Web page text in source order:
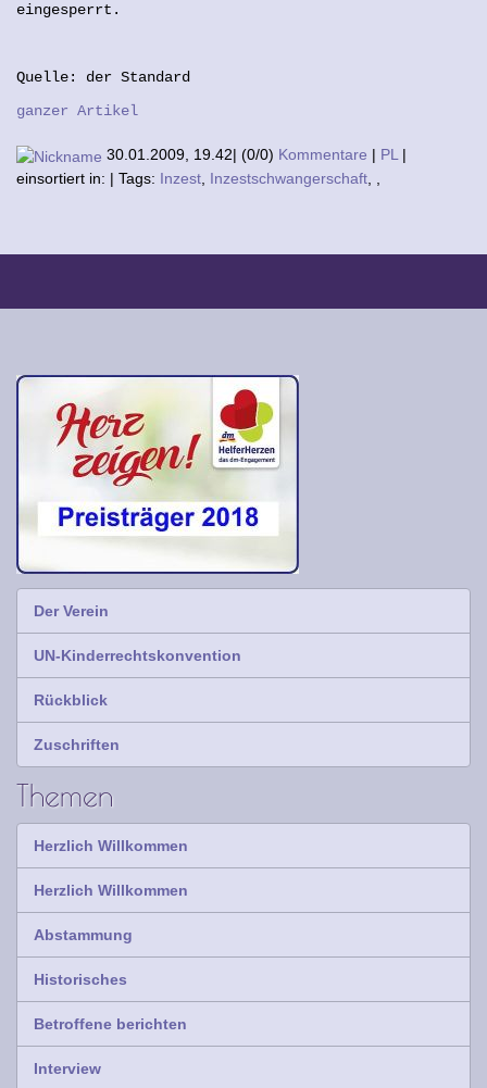
eingesperrt.
Quelle: der Standard
ganzer Artikel
30.01.2009, 19.42| (0/0) Kommentare | PL|
einsortiert in: | Tags: Inzest Inzestschwangerschaft
Der Verein
UN-Kinderrechtskonvention
Rückblick
Zuschriften
Themen
Herzlich Willkommen
Herzlich Willkommen
Abstammung
Historisches
Betroffene berichten
Interview